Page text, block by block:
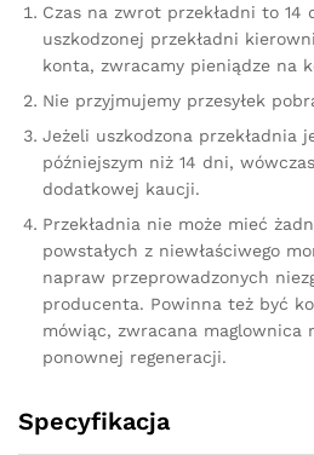
Czas na zwrot przekładni to 14
uszkodzonej przekładni
konta, zwracamy pieniądze na
Nie przyjmujemy przesyłek
Jeżeli uszkodzona przekładnia
późniejszym niż 14 dni,
dodatkowej kaucji.
Przekładnia nie może mieć
powstałych z niewłaściwego
napraw przeprowadzonych
producenta. Powinna też być
mówiąc, zwracana maglownica
ponownej regeneracji.
Specyfikacja